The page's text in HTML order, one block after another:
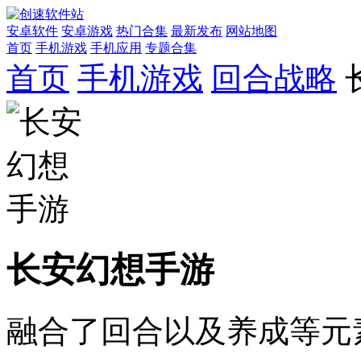
安卓软件 安卓游戏 热门合集 最新发布 网站地图
首页 手机游戏 手机应用 专题合集
首页 手机游戏 回合战略
长安幻想手游
融合了回合以及养成等元